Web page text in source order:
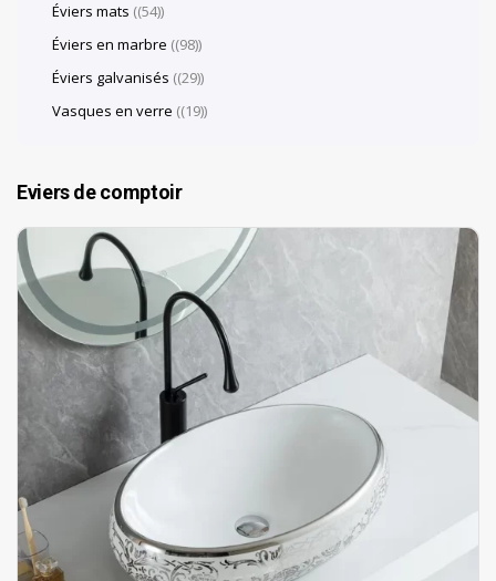
Eviers de comptoir
Éviers mats (54)
Éviers en marbre (98)
Éviers galvanisés (29)
Vasques en verre (19)